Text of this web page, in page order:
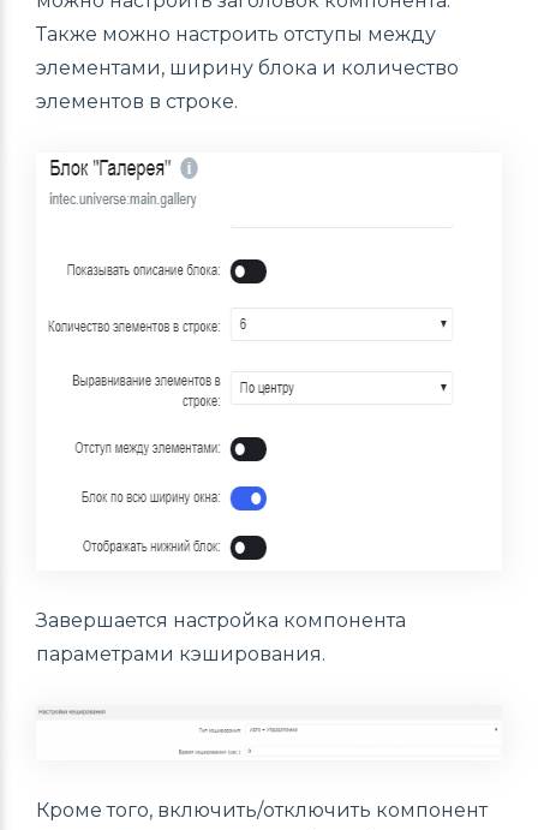
Также можно настроить отступы между
элементами, ширину блока и количество
элементов в строке.
Завершается настройка компонента
параметрами кэширования.
Кроме того, включить/отключить компонент